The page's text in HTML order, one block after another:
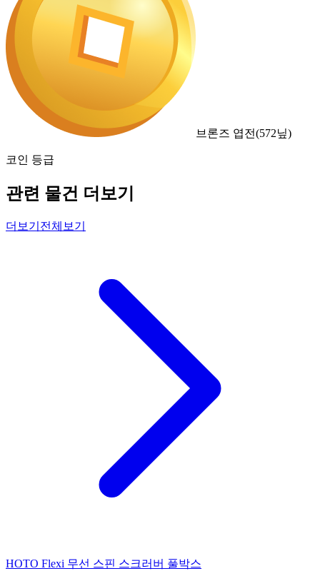
브론즈 엽전(572닢)
코인 등급
관련 물건 더보기
더보기 전체보기
HOTO Flexi 무선 스핀 스크러버 풀박스